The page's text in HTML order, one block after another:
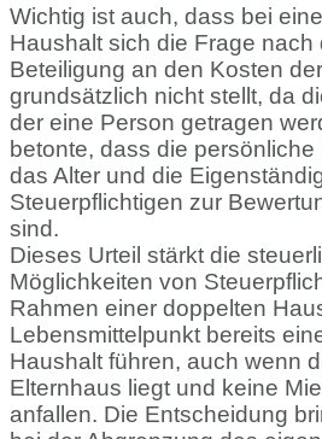
Wichtig ist auch, dass bei
Haushalt sich die Frage nach
Beteiligung an den Kosten
grundsätzlich nicht stellt, da
der eine Person getragen
betonte, dass die
das Alter und die
Steuerpflichtigen zur
sind.
Dieses Urteil stärkt die
Möglichkeiten von
Rahmen einer doppelten
Lebensmittelpunkt bereits
Haushalt führen, auch wenn
Elternhaus liegt und keine
anfallen. Die Entscheidung